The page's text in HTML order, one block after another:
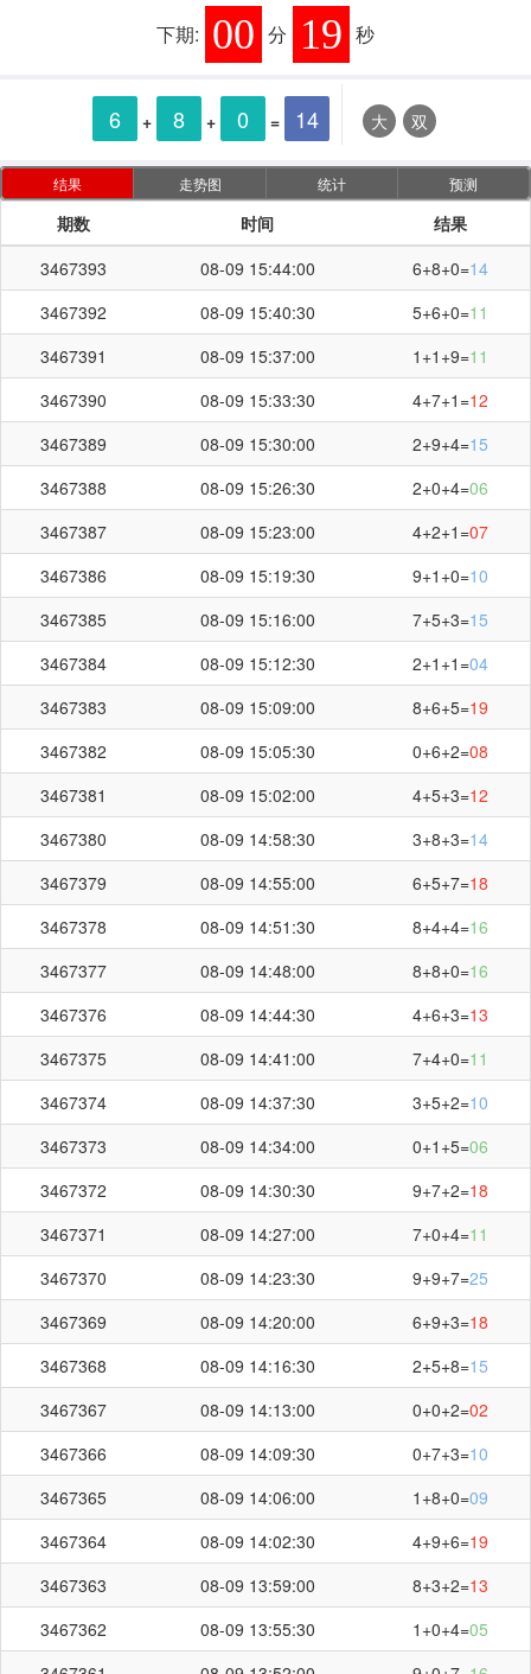
下期: 00 分 19 秒
6 + 8 + 0 = 14 大 双
结果 走势图 统计 预测
期数 时间
结果
3467393
08-09 15:44:00 6+8+0=14
3467392
08-09 15:40:30 5+6+0=11
3467391
08-09 15:37:00 1+1+9=11
3467390
08-09 15:33:30 4+7+1=12
3467389
08-09 15:30:00 2+9+4=15
3467388
08-09 15:26:30 2+0+4=06
3467387
08-09 15:23:00 4+2+1=07
3467386
08-09 15:19:30 9+1+0=10
3467385
08-09 15:16:00 7+5+3=15
3467384
08-09 15:12:30 2+1+1=04
3467383
08-09 15:09:00 8+6+5=19
3467382
08-09 15:05:30 0+6+2=08
3467381
08-09 15:02:00 4+5+3=12
3467380
08-09 14:58:30 3+8+3=14
3467379
08-09 14:55:00 6+5+7=18
3467378
08-09 14:51:30 8+4+4=16
3467377
08-09 14:48:00 8+8+0=16
3467376
08-09 14:44:30 4+6+3=13
3467375
08-09 14:41:00 7+4+0=11
3467374
08-09 14:37:30 3+5+2=10
3467373
08-09 14:34:00 0+1+5=06
3467372
08-09 14:30:30 9+7+2=18
3467371
08-09 14:27:00 7+0+4=11
3467370
08-09 14:23:30 9+9+7=25
3467369
08-09 14:20:00 6+9+3=18
3467368
08-09 14:16:30 2+5+8=15
3467367
08-09 14:13:00 0+0+2=02
3467366
08-09 14:09:30 0+7+3=10
3467365
08-09 14:06:00 1+8+0=09
3467364
08-09 14:02:30 4+9+6=19
3467363
08-09 13:59:00 8+3+2=13
3467362
08-09 13:55:30 1+0+4=05